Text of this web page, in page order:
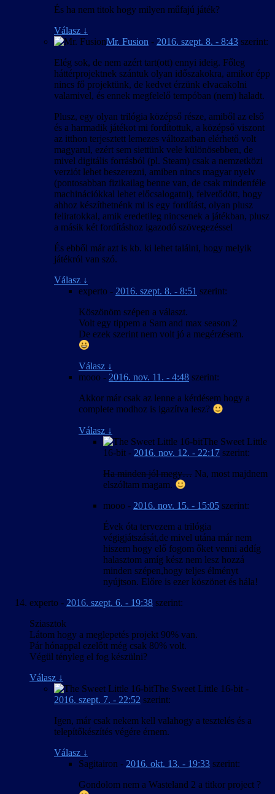
És ha nem titok hogy milyen műfajú játék?
Válasz ↓
Mr. Fusion - 2016. szept. 8. - 8:43 szerint:
Elég sok, de nem azért tart(ott) ennyi ideig. Főleg
háttérprojektnek szántuk olyan időszakokra, amikor épp
nincs fő projektünk, de kedvet érzünk elvacakolni
valamivel, és ennek megfelelő tempóban (nem) haladt.
Plusz, egy olyan trilógia középső része, amiből az első
és a harmadik játékot mi fordítottuk, a középső viszont
az itthon terjesztett lemezes változatban elérhető volt
magyarul, ezért sem siettünk vele különösebben, de
mivel digitális forrásból (pl. Steam) csak a nemzetközi
verziót lehet beszerezni, amiben nincs magyar nyelv
(pontosabban fizikailag benne van, de csak mindenféle
machinációkkal lehet előcsalogatni), felvetődött, hogy
ahhoz készíthetnénk mi is egy fordítást, olyan plusz
feliratokkal, amik eredetileg nincsenek a játékban, plusz
a másik két fordításhoz igazodó szövegezéssel
És ebből már azt is kb. ki lehet találni, hogy melyik
játékról van szó.
Válasz ↓
experto - 2016. szept. 8. - 8:51 szerint:
Köszönöm szépen a választ.
Volt egy tippem a Sam and max season 2
De ezek szerint nem volt jó a megérzésem.
Válasz ↓
mooo - 2016. nov. 11. - 4:48 szerint:
Akkor már csak az lenne a kérdésem hogy a
complete modhoz is igazítva lesz?
Válasz ↓
The Sweet Little
16-bit - 2016. nov. 12. - 22:17 szerint:
Ha minden jól megy… Na, most majdnem
elszóltam magam.
mooo - 2016. nov. 15. - 15:05 szerint:
Évek óta tervezem a trilógia
végigjátszását,de mivel utána már nem
hiszem hogy elő fogom őket venni addíg
halasztom amíg kész nem lesz hozzá
minden szépen,hogy teljes élményt
nyújtson. Előre is ezer köszönet és hála!
experto - 2016. szept. 6. - 19:38 szerint:
Sziasztok
Látom hogy a meglepetés projekt 90% van.
Pár hónappal ezelőtt még csak 80% volt.
Végül tényleg el fog készülni?
Válasz ↓
The Sweet Little 16-bit -
2016. szept. 7. - 22:52 szerint:
Igen, már csak nekem kell valahogy a tesztelés és a
telepítőkészítés végére érnem.
Válasz ↓
Sagitairon - 2016. okt. 13. - 19:33 szerint:
Gondolom nem a Wasteland 2 a titkor project ?